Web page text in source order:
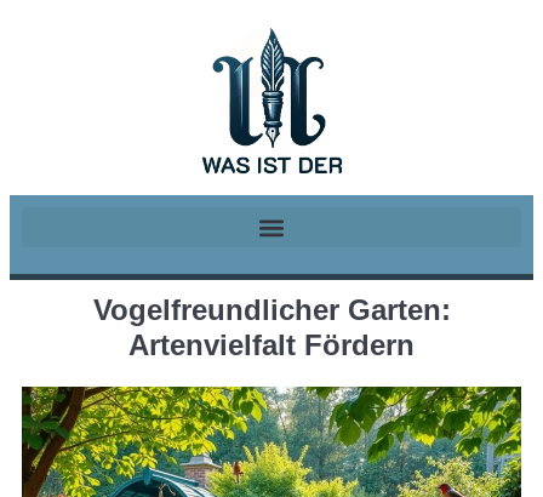
Vogelfreundlicher Garten:
Artenvielfalt Fördern